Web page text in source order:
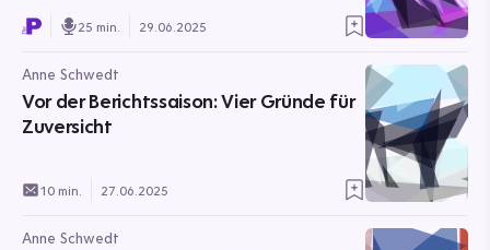
25 min. 29.06.2025
Anne Schwedt
Vor der Berichtssaison: Vier Gründe für
Zuversicht
10 min. 27.06.2025
Anne Schwedt